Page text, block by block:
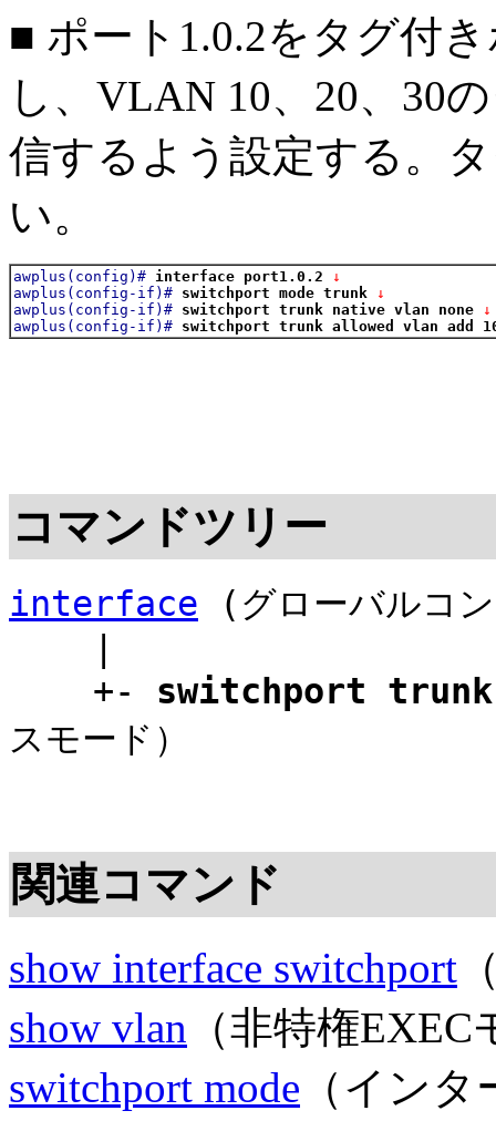
■ ポート1.0.2をタグ付
し、VLAN 10、20、30
信するよう設定する。
い。
awplus(config)# interface port1.0.2 ↓
awplus(config-if)# switchport mode trunk ↓
awplus(config-if)# switchport trunk native vlan none ↓
awplus(config-if)# switchport trunk allowed vlan add
コマンドツリー
interface (グローバルコ
+- switchport
スモード）
関連コマンド
show interface switchport
show vlan （非特権
switchport mode （イン